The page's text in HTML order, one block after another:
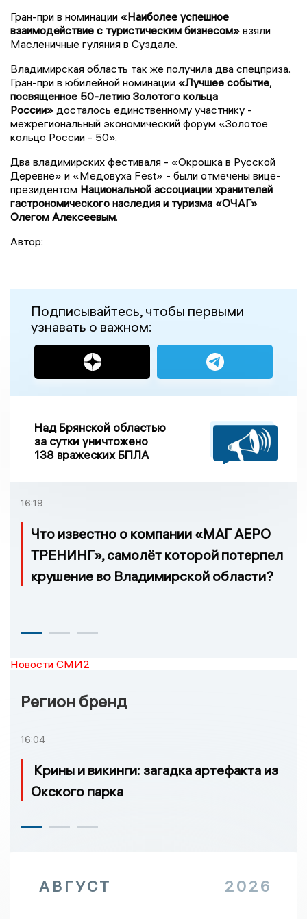
Гран-при в номинации «Наиболее успешное
взаимодействие с туристическим бизнесом» взяли
Масленичные гуляния в Суздале.
Владимирская область так же получила два спецприза.
Гран-при в юбилейной номинации «Лучшее событие,
посвященное 50-летию Золотого кольца
России» досталось единственному участнику -
межрегиональный экономический форум «Золотое
кольцо России - 50».
Два владимирских фестиваля - «Окрошка в Русской
Деревне» и «Медовуха Fest» - были отмечены вице-
президентом Национальной ассоциации хранителей
гастрономического наследия и туризма «ОЧАГ»
Олегом Алексеевым.
Автор:
Подписывайтесь, чтобы первыми
узнавать о важном:
Над Брянской областью
за сутки уничтожено
138 вражеских БПЛА
16:19
Что известно о компании «МАГ АЕРО
ТРЕНИНГ», самолёт которой потерпел
крушение во Владимирской области?
Новости СМИ2
Регион бренд
16:04
Крины и викинги: загадка артефакта из
Окского парка
АВГУСТ 2026